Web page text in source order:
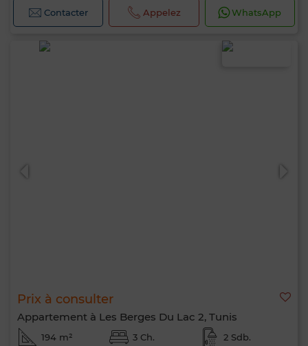
Contacter Appelez WhatsApp
Prix à consulter
Appartement à Les Berges Du Lac 2, Tunis
194 m² 3 Ch. 2 Sdb.